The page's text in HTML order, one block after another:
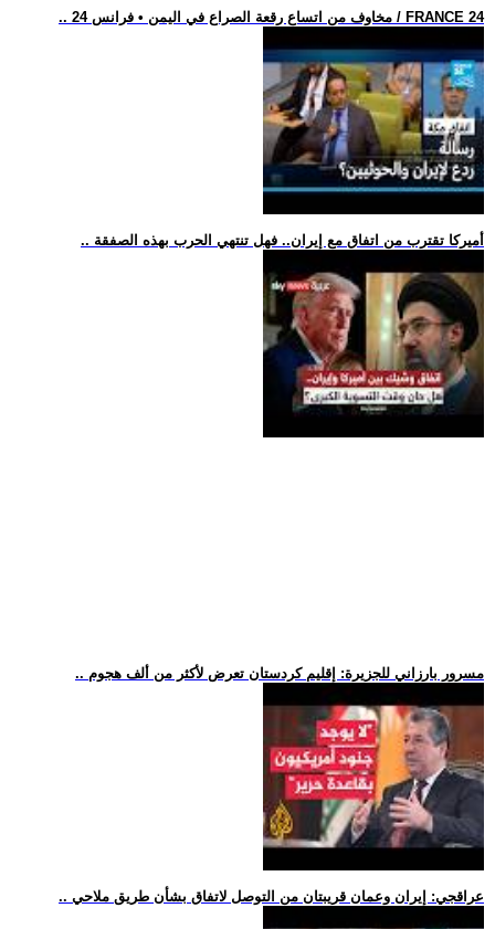
.. مخاوف من اتساع رقعة الصراع في اليمن • فرانس 24 / FRANCE 24
.. أميركا تقترب من اتفاق مع إيران.. فهل تنتهي الحرب بهذه الصفقة
.. مسرور بارزاني للجزيرة: إقليم كردستان تعرض لأكثر من ألف هجوم
.. عراقجي: إيران وعمان قريبتان من التوصل لاتفاق بشأن طريق ملاحي